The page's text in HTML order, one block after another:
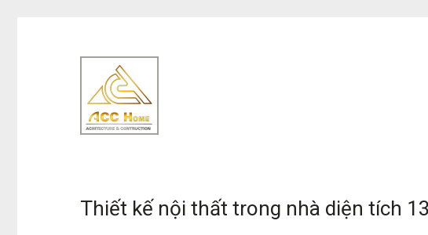
Thiết kế nội thất trong nhà diện tích